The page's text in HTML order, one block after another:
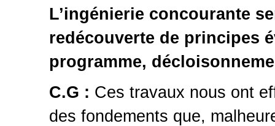
L’ingénierie concourante
redécouverte de principes
programme,
C.G : Ces travaux nous ont
des fondements que,